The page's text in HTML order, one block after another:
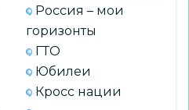
Россия – мои
горизонты
ГТО
Юбилеи
Кросс нации